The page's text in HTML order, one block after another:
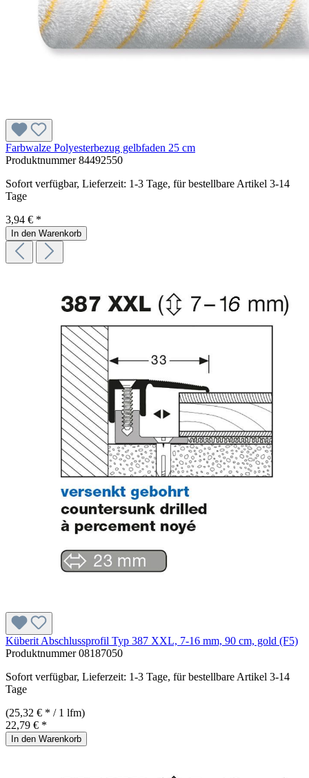
Farbwalze Polyesterbezug gelbfaden 25 cm
Produktnummer84492550
Sofort verfügbar, Lieferzeit: 1-3 Tage, für bestellbare Artikel 3-14
Tage
3,94 € *
In den Warenkorb
Küberit Abschlussprofil Typ 387 XXL, 7-16 mm, 90 cm, gold (F5)
Produktnummer08187050
Sofort verfügbar, Lieferzeit: 1-3 Tage, für bestellbare Artikel 3-14
Tage
(25,32 € * / 1 lfm)
22,79 € *
In den Warenkorb